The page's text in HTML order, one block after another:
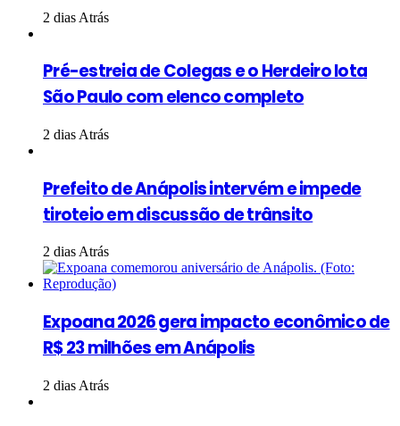
2 dias Atrás
Pré-estreia de Colegas e o Herdeiro lota
São Paulo com elenco completo
2 dias Atrás
Prefeito de Anápolis intervém e impede
tiroteio em discussão de trânsito
2 dias Atrás
Expoana 2026 gera impacto econômico de
R$ 23 milhões em Anápolis
2 dias Atrás